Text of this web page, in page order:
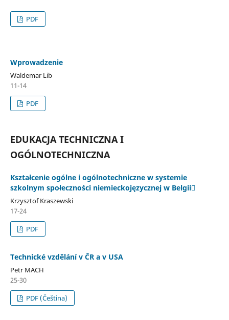
PDF
Wprowadzenie
Waldemar Lib
11-14
PDF
EDUKACJA TECHNICZNA I
OGÓLNOTECHNICZNA
Kształcenie ogólne i ogólnotechniczne w systemie
szkolnym społeczności niemieckojęzycznej w Belgii
Krzysztof Kraszewski
17-24
PDF
Technické vzdělání v ČR a v USA
Petr MACH
25-30
PDF (Čeština)